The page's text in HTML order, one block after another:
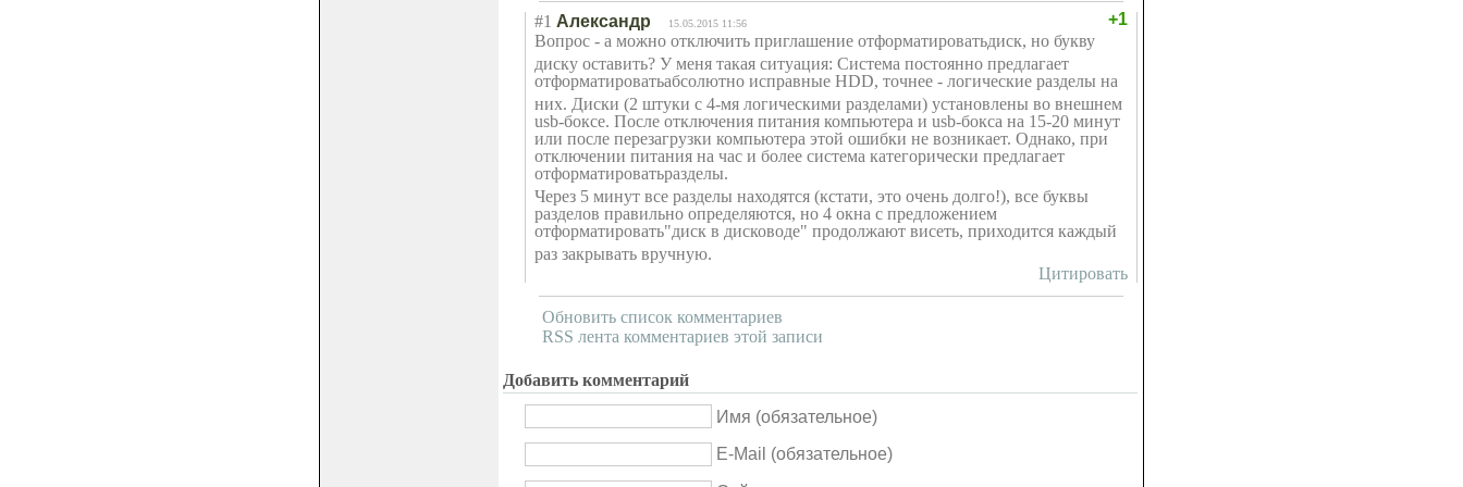
+1
#1 Александр 15.05.2015 11:56
Вопрос - а можно отключить приглашение отформатироватьдиск, но букву
диску оставить? У меня такая ситуация: Система постоянно предлагает
отформатироватьабсолютно исправные HDD, точнее - логические разделы на
них. Диски (2 штуки с 4-мя логическими разделами) установлены во внешнем
usb-боксе. После отключения питания компьютера и usb-бокса на 15-20 минут
или после перезагрузки компьютера этой ошибки не возникает. Однако, при
отключении питания на час и более система категорически предлагает
отформатироватьразделы.
Через 5 минут все разделы находятся (кстати, это очень долго!), все буквы
разделов правильно определяются, но 4 окна с предложением
отформатировать"диск в дисководе" продолжают висеть, приходится каждый
раз закрывать вручную.
Цитировать
Обновить список комментариев
RSS лента комментариев этой записи
Добавить комментарий
Имя (обязательное)
E-Mail (обязательное)